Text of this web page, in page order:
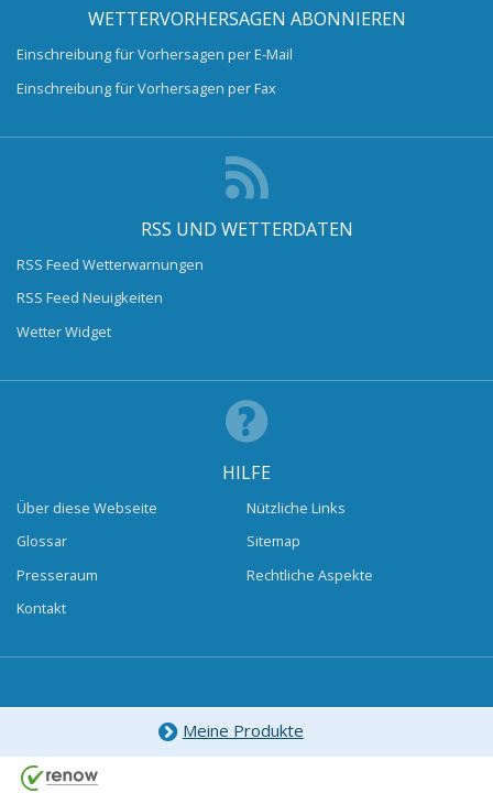
WETTERVORHERSAGEN ABONNIEREN
Einschreibung für Vorhersagen per E-Mail
Einschreibung für Vorhersagen per Fax
RSS UND WETTERDATEN
RSS Feed Wetterwarnungen
RSS Feed Neuigkeiten
Wetter Widget
HILFE
Über diese Webseite
Glossar
Presseraum
Kontakt
Nützliche Links
Sitemap
Rechtliche Aspekte
Meine Produkte